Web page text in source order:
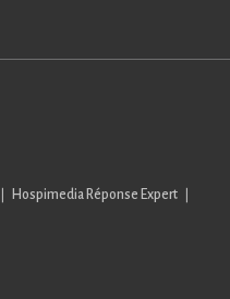
Hospimedia Réponse Expert